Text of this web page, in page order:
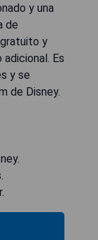
y una
de
y
Es
y se
de Disney.